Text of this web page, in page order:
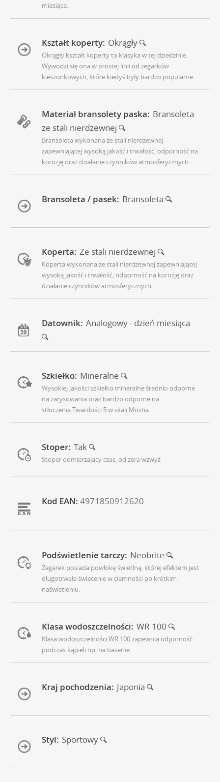
miesiąca.
Kształt koperty: Okrągły
Okrągły kształt koperty to klasyka w tej dziedzinie.
Wywodzi się ona w prostej linii od zegarków
kieszonkowych, które kiedyś były bardzo popularne.
Materiał bransolety paska: Bransoleta
ze stali nierdzewnej
Bransoleta wykonana ze stali nierdzewnej
zapewniającej wysoką jakość i trwałość, odporność na
korozję oraz działanie czynników atmosferycznych.
Bransoleta / pasek: Bransoleta
Koperta: Ze stali nierdzewnej
Koperta wykonana ze stali nierdzewnej zapewniającej
wysoką jakość i trwałość, odporność na korozję oraz
działanie czynników atmosferycznych.
Datownik: Analogowy - dzień miesiąca
Szkiełko: Mineralne
Wysokiej jakości szkiełko mineralne średnio odporne
na zarysowania oraz bardzo odporne na
stłuczenia.Twardości 5 w skali Mosha.
Stoper: Tak
Stoper odmierzający czas, od zera wzwyż
Kod EAN: 4971850912620
Podświetlenie tarczy: Neobrite
Zegarek posiada powłokę świetlną, której efektem jest
długotrwałe świecenie w ciemności po krótkim
naświetleniu.
Klasa wodoszczelności: WR 100
Klasa wodoszczelności WR 100 zapewnia odporność
podczas kąpieli np. na basenie.
Kraj pochodzenia: Japonia
Styl: Sportowy